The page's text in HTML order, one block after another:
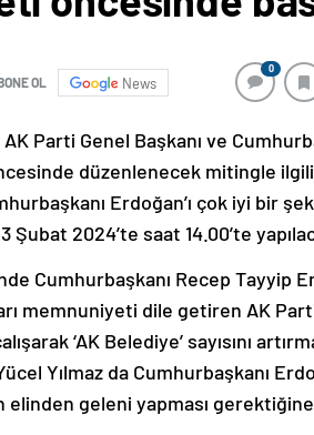
OL News
0
AK Parti Genel Başkanı ve
düzenlenecek mitingle
Erdoğan’ı çok iyi bir
2024’te saat 14.00’te
Cumhurbaşkanı Recep Tayyip
memnuniyeti dile getiren AK
‘AK Belediye’ sayısını
Yılmaz da Cumhurbaşkanı
geleni yapması